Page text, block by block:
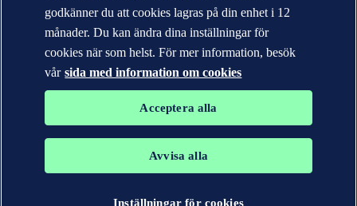
Varumärkena DNV GL®, DNV®, Horizon Graphic och Det
rättigheter förbehållna.
godkänner du att cookies lagras på din enhet i 12
månader. Du kan ändra dina inställningar för
cookies när som helst. För mer information, besök
vår sida med information om cookies
Acceptera alla
Avvisa alla
Inställningar för cookies